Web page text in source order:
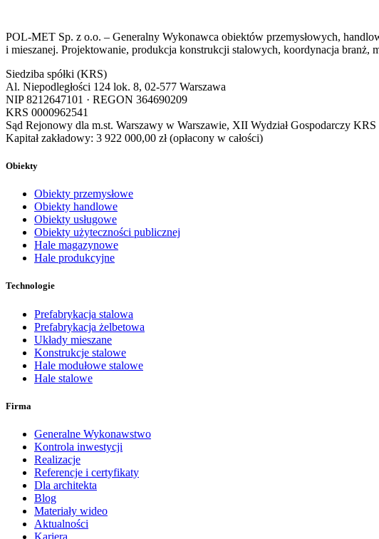
POL-MET Sp. z o.o. – Generalny Wykonawca obiektów przemysłowych,
i mieszanej. Projektowanie, produkcja konstrukcji stalowych, koordynacja branż,
Siedziba spółki (KRS)
Al. Niepodległości 124 lok. 8, 02-577 Warszawa
NIP8212647101 · REGON 364690209
KRS 0000962541
Sąd Rejonowy dla m.st. Warszawy w Warszawie, XII Wydział Gospodarczy KRS
Kapitał zakładowy: 3 922 000,00 zł(opłacony w całości)
Obiekty
Obiekty przemysłowe
Obiekty handlowe
Obiekty usługowe
Obiekty użyteczności publicznej
Hale magazynowe
Hale produkcyjne
Technologie
Prefabrykacja stalowa
Prefabrykacja żelbetowa
Układy mieszane
Konstrukcje stalowe
Hale modułowe stalowe
Hale stalowe
Firma
Generalne Wykonawstwo
Kontrola inwestycji
Realizacje
Referencje i certyfikaty
Dla architekta
Blog
Materiały wideo
Aktualności
Kariera